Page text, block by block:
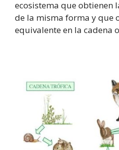
ecosistema que obtienen
de la misma forma y que
equivalente en la cadena